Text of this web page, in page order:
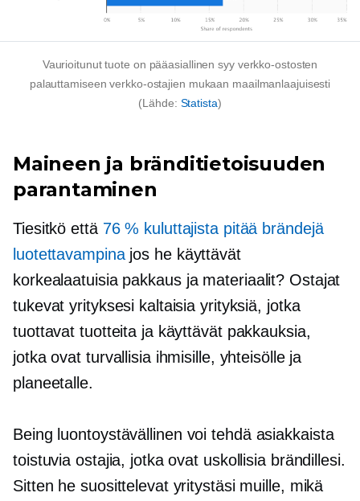
Vaurioitunut tuote on pääasiallinen syy verkko-ostosten
palauttamiseen verkko-ostajien mukaan maailmanlaajuisesti
(Lähde: Statista)
Maineen ja bränditietoisuuden
parantaminen
Tiesitkö että 76 % kuluttajista pitää brändejä
luotettavampinajos he käyttävät
korkealaatuisiapakkaus ja materiaalit? Ostajat
tukevat yrityksesi kaltaisia ​​yrityksiä, jotka
tuottavat tuotteita ja käyttävät pakkauksia,
jotka ovat turvallisia ihmisille, yhteisölle ja
planeetalle.
Being luontoystävällinen voi tehdä asiakkaista
toistuvia ostajia, jotka ovat uskollisia brändillesi.
Sitten he suosittelevat yritystäsi muille, mikä